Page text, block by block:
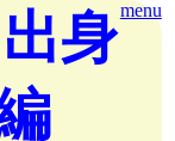
menu
身